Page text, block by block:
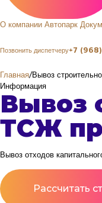
О компании Автопарк
Позвонить диспетчеру+7
Главная/Вывоз
Информация
Вывоз
ТСЖ
Вывоз отходов
Рассчитать